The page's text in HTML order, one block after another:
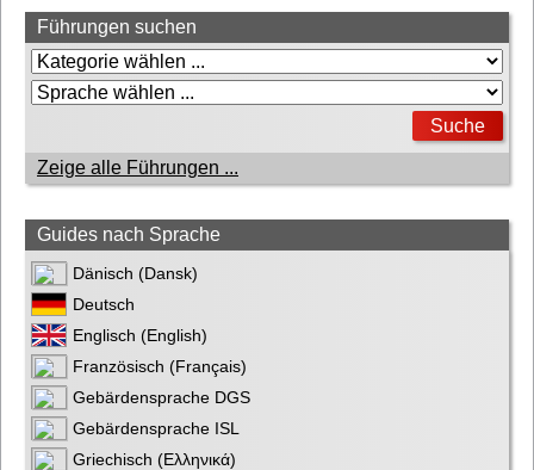
Führungen suchen
Zeige alle Führungen ...
Guides nach Sprache
Dänisch (Dansk)
Deutsch
Englisch (English)
Französisch (Français)
Gebärdensprache DGS
Gebärdensprache ISL
Griechisch (Ελληνικά)